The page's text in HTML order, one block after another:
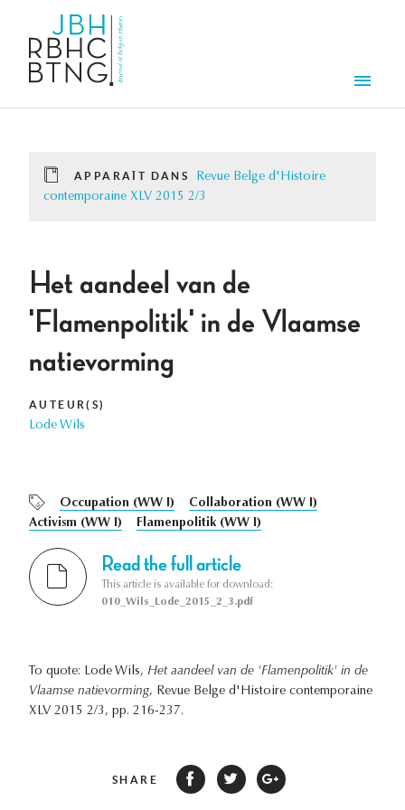
APPARAÎT DANS
Revue Belge d'Histoire
contemporaine XLV 2015 2/3
Het aandeel van de
'Flamenpolitik' in de Vlaamse
natievorming
AUTEUR(S)
Lode Wils
Occupation (WW I)
Collaboration (WW I)
Activism (WW I)
Flamenpolitik (WW I)
Read the full article
This article is available for download:
010_Wils_Lode_2015_2_3.pdf
To quote: Lode Wils, Het aandeel van de 'Flamenpolitik' in de
Vlaamse natievorming, Revue Belge d'Histoire contemporaine
XLV 2015 2/3, pp. 216-237.
SHARE